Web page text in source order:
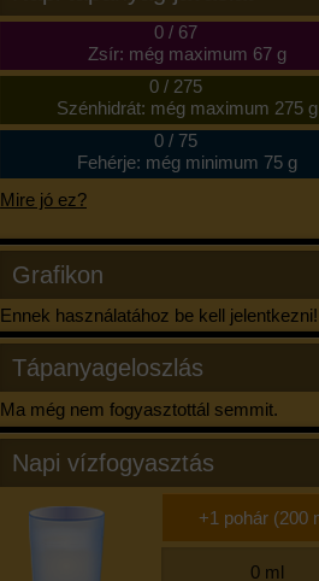
0/ 67
Zsír: még maximum 67 g
0/ 275
Szénhidrát: még maximum 275 g
0/ 75
Fehérje: még minimum 75 g
Mire jó ez?
Grafikon
Ennek használatához be kell jelentkezni!
Tápanyageloszlás
Ma még nem fogyasztottál semmit.
Napi vízfogyasztás